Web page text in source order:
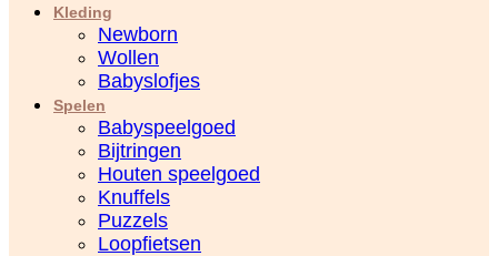
Kleding
Newborn
Wollen
Babyslofjes
Spelen
Babyspeelgoed
Bijtringen
Houten speelgoed
Knuffels
Puzzels
Loopfietsen